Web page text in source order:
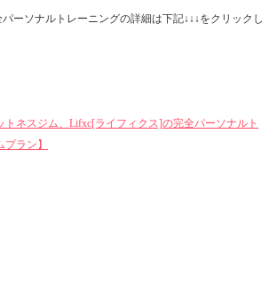
ーソナルトレーニングの詳細は下記↓↓↓をクリックし
トネスジム、Lifxc[ライフィクス]の完全パーソナルト
ラン】